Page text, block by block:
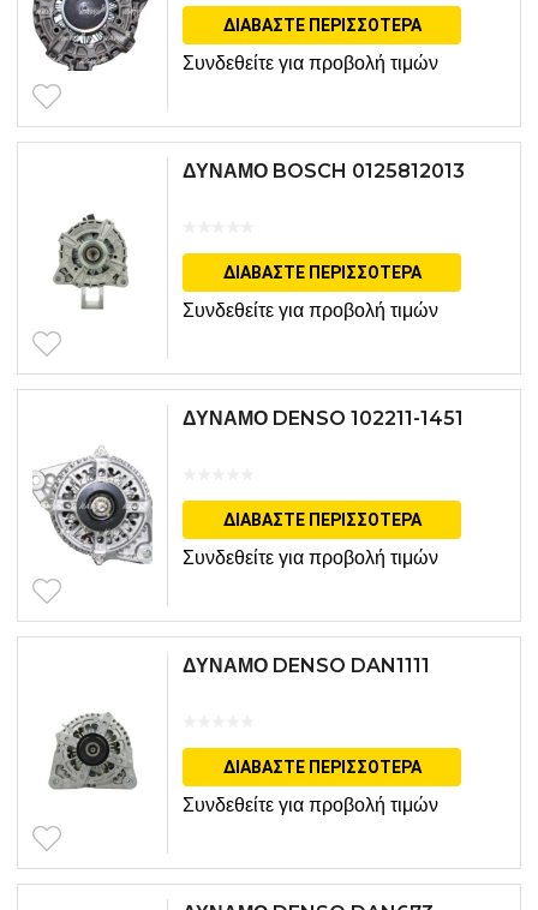
ΔΙΑΒΆΣΤΕ ΠΕΡΙΣΣΌΤΕΡΑ
Συνδεθείτε για προβολή τιμών
ΔΥΝΑΜΟ BOSCH 0125812013
ΔΙΑΒΆΣΤΕ ΠΕΡΙΣΣΌΤΕΡΑ
Συνδεθείτε για προβολή τιμών
ΔΥΝΑΜΟ DENSO 102211-1451
ΔΙΑΒΆΣΤΕ ΠΕΡΙΣΣΌΤΕΡΑ
Συνδεθείτε για προβολή τιμών
ΔΥΝΑΜΟ DENSO DAN1111
ΔΙΑΒΆΣΤΕ ΠΕΡΙΣΣΌΤΕΡΑ
Συνδεθείτε για προβολή τιμών